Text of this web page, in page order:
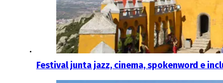
Festival junta jazz, cinema, spokenword e